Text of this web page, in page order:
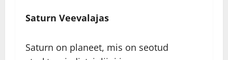
Saturn Veevalajas
Saturn on planeet, mis on seotud